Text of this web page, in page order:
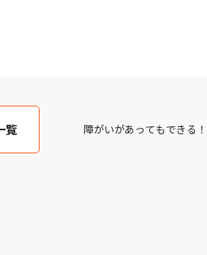
覧 障がいがあってもできる